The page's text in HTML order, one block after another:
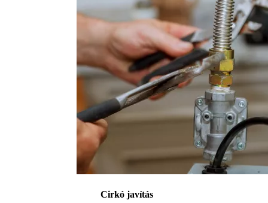
Cirkó javítás